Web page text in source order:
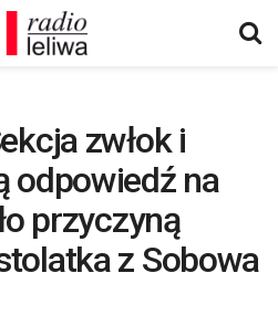
zwłok i
odpowiedź na
przyczyną
z Sobowa